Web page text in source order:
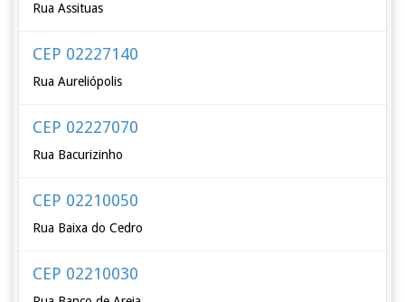
Rua Assituas
CEP 02227140
Rua Aureliópolis
CEP 02227070
Rua Bacurizinho
CEP 02210050
Rua Baixa do Cedro
CEP 02210030